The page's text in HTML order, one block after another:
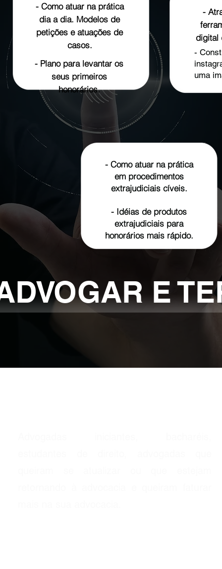
- Como atuar na prática
dia a dia. Modelos de
petições e atuações de
casos.
- Plano para levantar os
seus primeiros
honorários.
-
digital
-
uma
- Como atuar na prática
em procedimentos
extrajudiciais cíveis.
- ​ Idéias de produtos
extrajudiciais para
honorários mais rápido.
E